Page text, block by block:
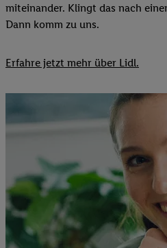
miteinander. Klingt das nach
Dann komm zu uns.​
Erfahre jetzt mehr über Lidl.